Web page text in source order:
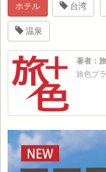
ホテル 台湾
温泉
著者：
旅色プ